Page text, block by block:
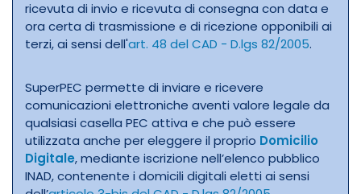
ricevuta di invio e ricevuta di consegna con data e
ora certa di trasmissione e di ricezione opponibili ai
terzi, ai sensi dell'art. 48 del CAD - D.lgs 82/2005.
SuperPEC permette di inviare e ricevere
comunicazioni elettroniche aventi valore legale da
qualsiasi casella PEC attiva e che può essere
utilizzata anche per eleggere il proprio Domicilio
Digitale, mediante iscrizione nell’elenco pubblico
INAD, contenente i domicili digitali eletti ai sensi